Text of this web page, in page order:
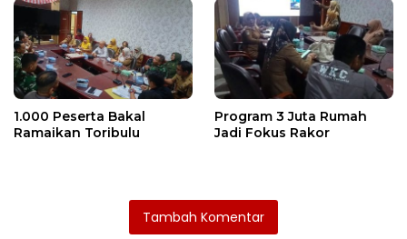
1.000 Peserta Bakal
Ramaikan Toribulu
Program 3 Juta Rumah
Jadi Fokus Rakor
Tambah Komentar